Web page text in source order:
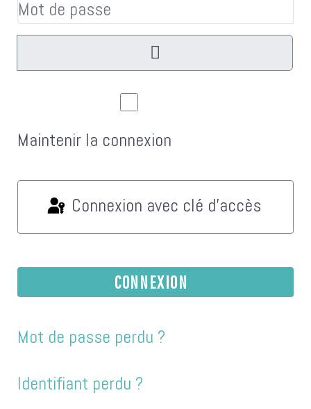
Maintenir la connexion
Connexion avec clé d'accès
CONNEXION
Mot de passe perdu ?
Identifiant perdu ?